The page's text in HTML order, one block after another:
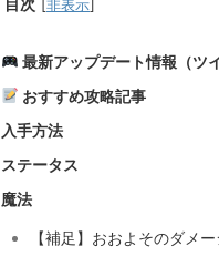
目次 [非表示]
最新アップデート情報（ツ
おすすめ攻略記事
入手方法
ステータス
魔法
【補足】おおよそのダメ